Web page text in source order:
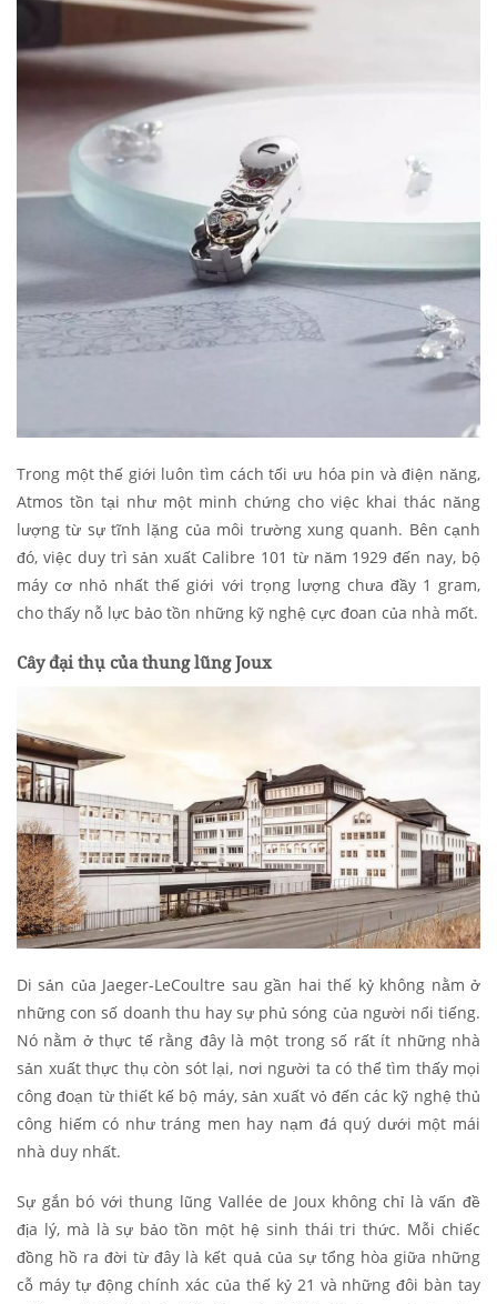
Trong một thế giới luôn tìm cách tối ưu hóa pin và điện năng,
Atmos tồn tại như một minh chứng cho việc khai thác năng
lượng từ sự tĩnh lặng của môi trường xung quanh. Bên cạnh
đó, việc duy trì sản xuất Calibre 101 từ năm 1929 đến nay, bộ
máy cơ nhỏ nhất thế giới với trọng lượng chưa đầy 1 gram,
cho thấy nỗ lực bảo tồn những kỹ nghệ cực đoan của nhà mốt.
Cây đại thụ của thung lũng Joux
Di sản của Jaeger-LeCoultre sau gần hai thế kỷ không nằm ở
những con số doanh thu hay sự phủ sóng của người nổi tiếng.
Nó nằm ở thực tế rằng đây là một trong số rất ít những nhà
sản xuất thực thụ còn sót lại, nơi người ta có thể tìm thấy mọi
công đoạn từ thiết kế bộ máy, sản xuất vỏ đến các kỹ nghệ thủ
công hiếm có như tráng men hay nạm đá quý dưới một mái
nhà duy nhất.
Sự gắn bó với thung lũng Vallée de Joux không chỉ là vấn đề
địa lý, mà là sự bảo tồn một hệ sinh thái tri thức. Mỗi chiếc
đồng hồ ra đời từ đây là kết quả của sự tổng hòa giữa những
cỗ máy tự động chính xác của thế kỷ 21 và những đôi bàn tay